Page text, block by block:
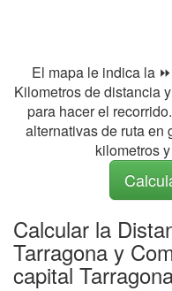
El mapa le indica la
Kilometros de distancia
para hacer el
alternativas de ruta en
kilometros
Calcular la
Tarragona y
capital